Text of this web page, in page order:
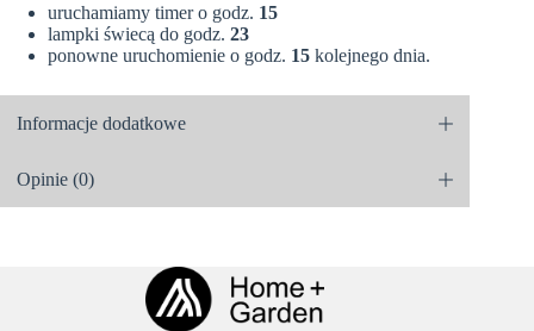
uruchamiamy timer o godz. 15
lampki świecą do godz. 23
ponowne uruchomienie o godz. 15 kolejnego dnia.
Informacje dodatkowe
Opinie (0)